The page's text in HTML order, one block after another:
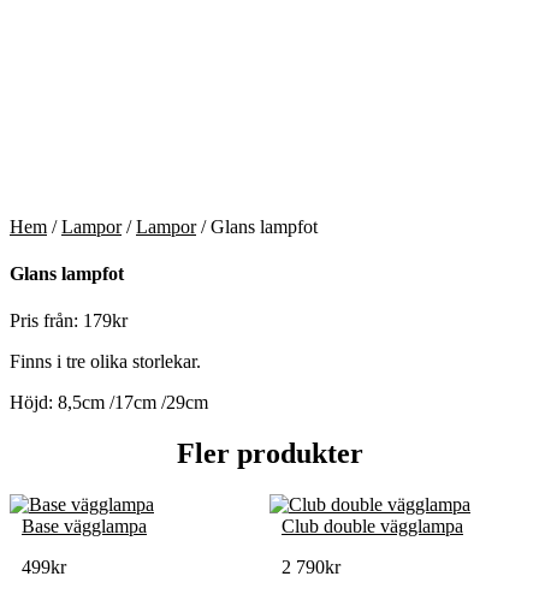
Hem /Lampor/Lampor/ Glans lampfot
Glans lampfot
Pris från: 179kr
Finns i tre olika storlekar.
Höjd: 8,5cm /17cm /29cm
Fler produkter
Base vägglampa
499kr
Club double vägglampa
2 790kr